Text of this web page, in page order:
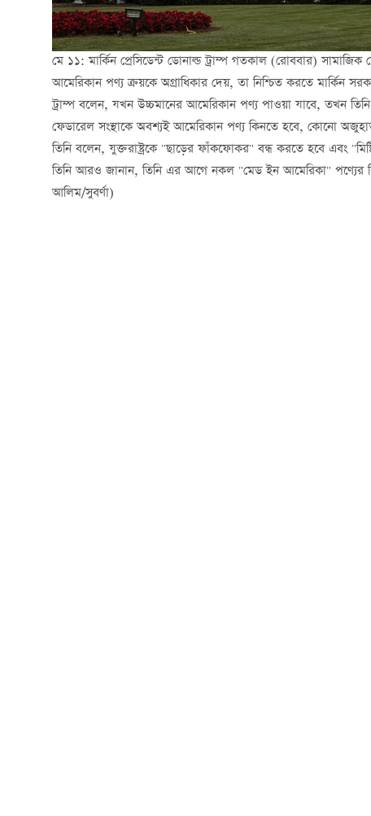
মে ১১: মার্কিন প্রেসিডেন্ট ডোনাল্ড ট্রাম্প গতকাল (রোববার)
আমেরিকান পণ্য ক্রয়কে অগ্রাধিকার দেয়, তা নিশ্চিত করতে মার্কিন
ট্রাম্প বলেন, যখন উচ্চমানের আমেরিকান পণ্য পাওয়া যাবে, তখন
ফেডারেল সংস্থাকে অবশ্যই আমেরিকান পণ্য কিনতে হবে, কোনো
তিনি বলেন, যুক্তরাষ্ট্রকে "ছাড়ের ফাঁকফোকর" বন্ধ করতে হবে এবং
তিনি আরও জানান, তিনি এর আগে নকল "মেড ইন আমেরিকা" পণ্যের
আলিম/সুবর্ণা)